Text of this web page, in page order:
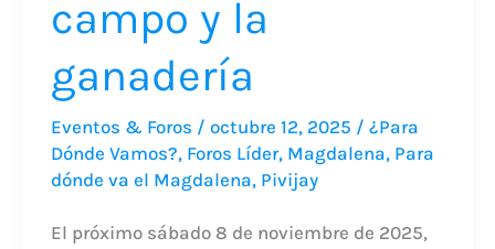
campo y la
ganadería
Eventos & Foros / octubre 12, 2025 / ¿Para
Dónde Vamos?, Foros Líder, Magdalena, Para
dónde va el Magdalena, Pivijay
El próximo sábado 8 de noviembre de 2025,